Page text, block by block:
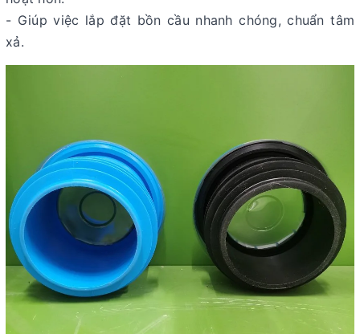
- Giúp việc lắp đặt bồn cầu nhanh chóng, chuẩn tâm
xả.